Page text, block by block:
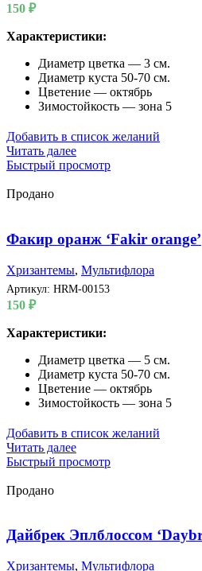
150 ₽
Характеристики:
Диаметр цветка — 3 см.
Диаметр куста 50-70 см.
Цветение — октябрь
Зимостойкость — зона 5
Добавить в список желаний
Читать далее
Быстрый просмотр
Продано
Факир оранж ‘Fakir orange’
Хризантемы, Мультифлора
Артикул: HRM-00153
150 ₽
Характеристики:
Диаметр цветка — 5 см.
Диаметр куста 50-70 см.
Цветение — октябрь
Зимостойкость — зона 5
Добавить в список желаний
Читать далее
Быстрый просмотр
Продано
Дайбрек Эплблоссом
Хризантемы, Мультифлора